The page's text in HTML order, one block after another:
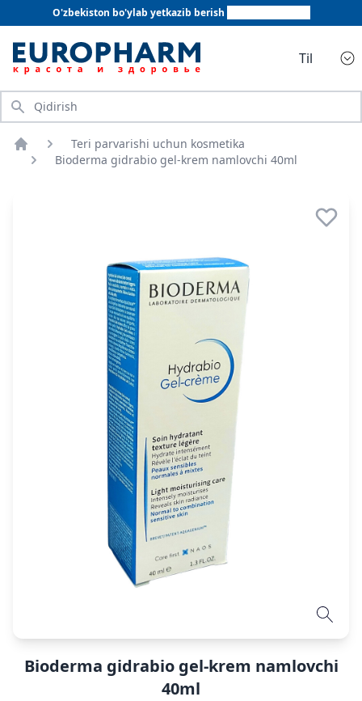
O'zbekiston bo'ylab yetkazib berish
Til
Qidirish
Bosh sahifa
Teri parvarishi uchun kosmetika
Bioderma gidrabio gel-krem namlovchi 40ml
Bioderma gidrabio gel-krem namlovchi
40ml